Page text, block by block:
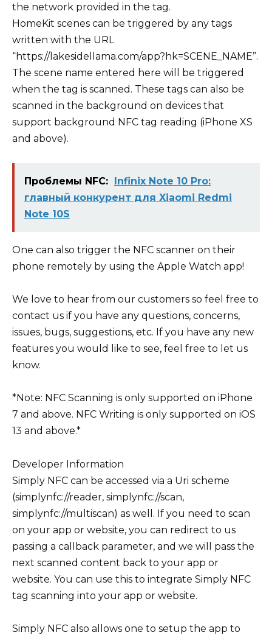
the network provided in the tag.
HomeKit scenes can be triggered by any tags
written with the URL
“https://lakesidellama.com/app?hk=SCENE_NAME”.
The scene name entered here will be triggered
when the tag is scanned. These tags can also be
scanned in the background on devices that
support background NFC tag reading (iPhone XS
and above).
Проблемы NFC: Infinix Note 10 Pro:
главный конкурент для Xiaomi Redmi
Note 10S
One can also trigger the NFC scanner on their
phone remotely by using the Apple Watch app!
We love to hear from our customers so feel free to
contact us if you have any questions, concerns,
issues, bugs, suggestions, etc. If you have any new
features you would like to see, feel free to let us
know.
*Note: NFC Scanning is only supported on iPhone
7 and above. NFC Writing is only supported on iOS
13 and above.*
Developer Information
Simply NFC can be accessed via a Uri scheme
(simplynfc://reader, simplynfc://scan,
simplynfc://multiscan) as well. If you need to scan
on your app or website, you can redirect to us
passing a callback parameter, and we will pass the
next scanned content back to your app or
website. You can use this to integrate Simply NFC
tag scanning into your app or website.
Simply NFC also allows one to setup the app to